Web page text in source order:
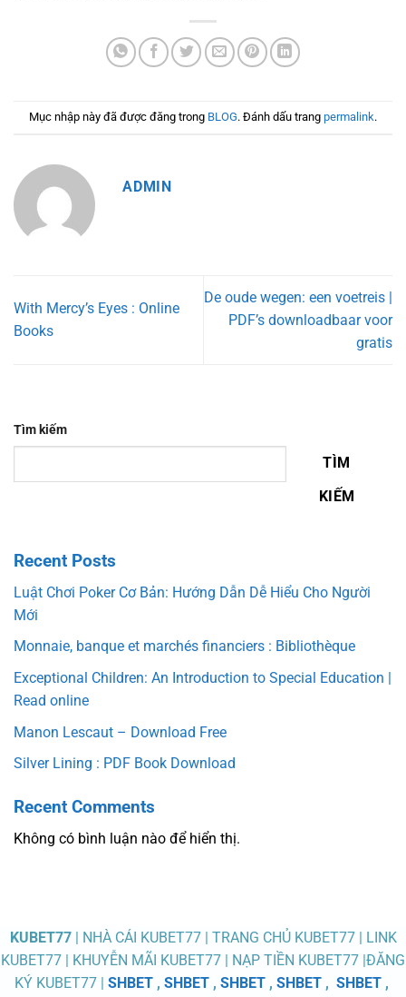
Mục nhập này đã được đăng trong BLOG. Đánh dấu trang permalink.
ADMIN
With Mercy’s Eyes : Online
Books
De oude wegen: een voetreis |
PDF’s downloadbaar voor
gratis
Tìm kiếm
TÌM
KIẾM
Recent Posts
Luật Chơi Poker Cơ Bản: Hướng Dẫn Dễ Hiểu Cho Người
Mới
Monnaie, banque et marchés financiers : Bibliothèque
Exceptional Children: An Introduction to Special Education |
Read online
Manon Lescaut – Download Free
Silver Lining : PDF Book Download
Recent Comments
Không có bình luận nào để hiển thị.
KUBET77| NHÀ CÁI KUBET77 | TRANG CHỦ KUBET77 | LINK
KUBET77 | KHUYỄN MÃI KUBET77 | NẠP TIỀN KUBET77 |ĐĂNG
KÝ KUBET77 | SHBET, SHBET, SHBET, SHBET, SHBET,